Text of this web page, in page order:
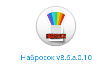
Набросок v8.6.a.0.10